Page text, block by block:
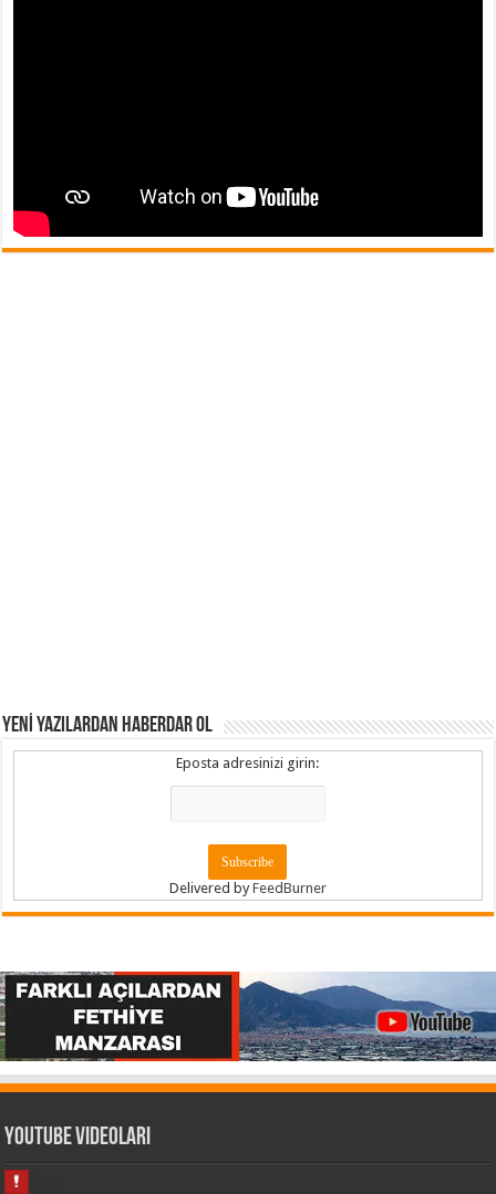
YENİ YAZILARDAN HABERDAR OL
Eposta adresinizi girin:
Delivered byFeedBurner
Youtube Videoları